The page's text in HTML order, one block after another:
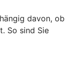
davon, ob
So sind Sie